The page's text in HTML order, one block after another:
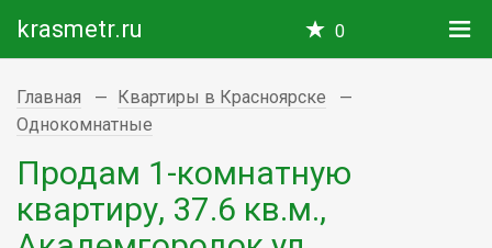
krasmetr.ru 0
Главная
Квартиры в Красноярске
Однокомнатные
Продам 1-комнатную
квартиру, 37.6 кв.м.,